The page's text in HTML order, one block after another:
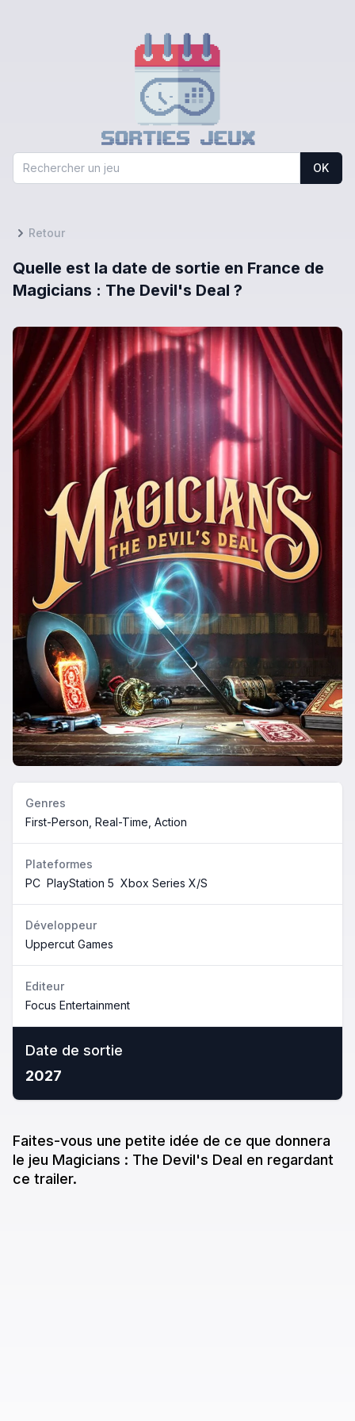
OK
Retour
Quelle est la date de sortie en France de
Magicians : The Devil's Deal ?
Genres
First-Person, Real-Time, Action
Plateformes
PC PlayStation 5 Xbox Series X/S
Développeur
Uppercut Games
Editeur
Focus Entertainment
Date de sortie
2027
Faites-vous une petite idée de ce que donnera
le jeu Magicians : The Devil's Deal en regardant
ce trailer.